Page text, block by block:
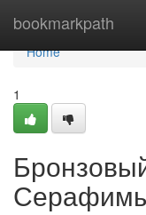
bookmarkpath
Home
Home
1